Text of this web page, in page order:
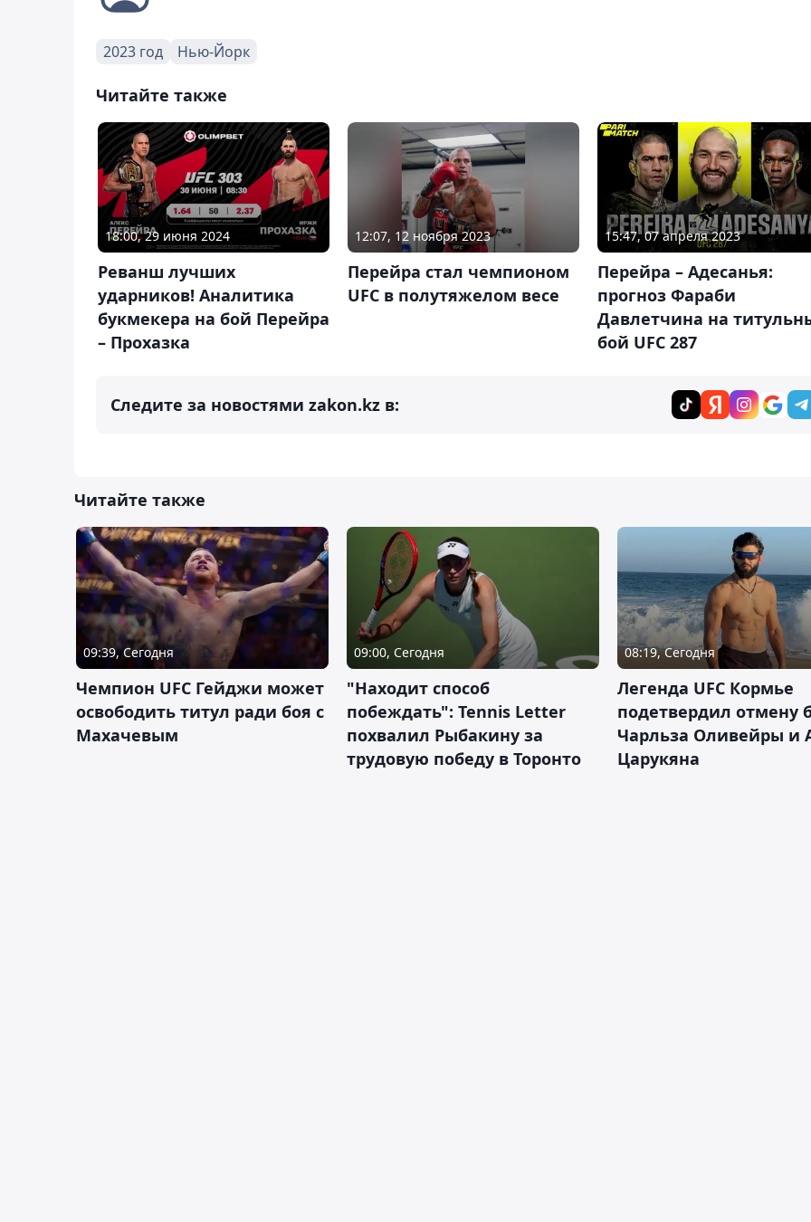
2023 год Нью-Йорк
Читайте также
18:00, 29 июня 2024
Реванш лучших
ударников! Аналитика
букмекера на бой Перейра
– Прохазка
12:07, 12 ноября 2023
Перейра стал чемпионом
UFC в полутяжелом весе
15:47, 07 апреля 2023
Перейра – Адесанья:
прогноз Фараби
Давлетчина на
бой UFC 287
Следите за новостями zakon.kz в:
Читайте также
09:39, Сегодня
Чемпион UFC Гейджи может
освободить титул ради боя с
Махачевым
09:00, Сегодня
"Находит способ
побеждать": Tennis Letter
похвалил Рыбакину за
трудовую победу в Торонто
08:19, Сегодня
Легенда UFC Кормье
подетвердил отмену
Чарльза Оливейры и
Царукяна